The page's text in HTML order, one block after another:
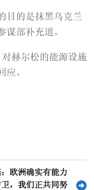
目的是抹黑乌克兰
部补充道。
赫尔松的能源设施
应。
欧洲确实有能力
卫，我们正共同努